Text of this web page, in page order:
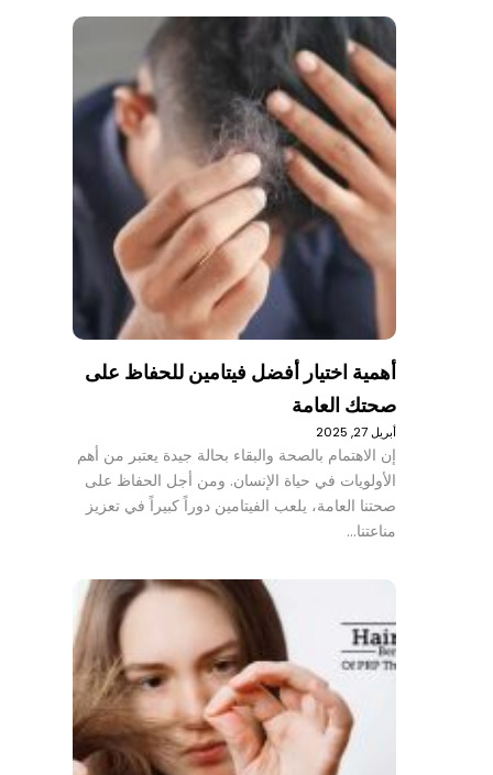
أهمية اختيار أفضل فيتامين للحفاظ على
صحتك العامة
أبريل 27, 2025
إن الاهتمام بالصحة والبقاء بحالة جيدة يعتبر من أهم
الأولويات في حياة الإنسان. ومن أجل الحفاظ على
صحتنا العامة، يلعب الفيتامين دوراً كبيراً في تعزيز
مناعتنا…